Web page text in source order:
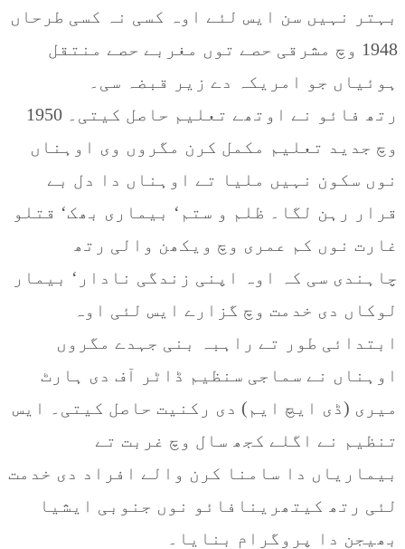
بہتر نہیں سن ایس لئے اوہ کسی نہ کسی طرحاں
1948 وچ مشرقی حصے توں مغربے حصے منتقل
ہوئیاں جو امریکہ دے زیر قبضہ سی۔
رتھ فائو نے اوتھے تعلیم حاصل کیتی۔ 1950
وچ جدید تعلیم مکمل کرن مگروں وی اوہناں
نوں سکون نہیں ملیا تے اوہناں دا دل بے
قرار رہن لگا۔ ظلم و ستم‘ بیماری بھک‘ قتلو
غارت نوں کم عمری وچ ویکھن والی رتھ
چاہندی سی کہ اوہ اپنی زندگی نادار‘ بیمار
لوکاں دی خدمت وچ گزارے ایس لئی اوہ
ابتدائی طور تے راہبہ بنی جہدے مگروں
اوہناں نے سماجی سنظیم ڈاٹر آف دی ہارٹ
میری (ڈی ایچ ایم) دی رکنیت حاصل کیتی۔ ایس
تنظیم نے اگلے کجھ سال وچ غربت تے
بیماریاں دا سامنا کرن والے افراد دی خدمت
لئی رتھ کیتھرینافائو نوں جنوبی ایشیا
بھیجن دا پروگرام بنایا۔